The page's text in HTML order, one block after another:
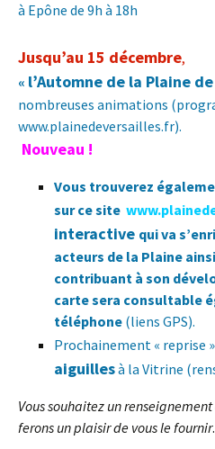
à Epône de 9h à 18h
Jusqu’au 15 décembre,
« l’Automne de la Plaine
nombreuses animations
www.plainedeversailles.fr).
Nouveau !
Vous trouverez
sur ce site
interactive qui va
acteurs de la Plaine
contribuant à son
carte sera consultable
téléphone (liens GPS).
Prochainement « reprise
aiguillesà la Vitrine
Vous souhaitez un
ferons un plaisir de vous le fournir.